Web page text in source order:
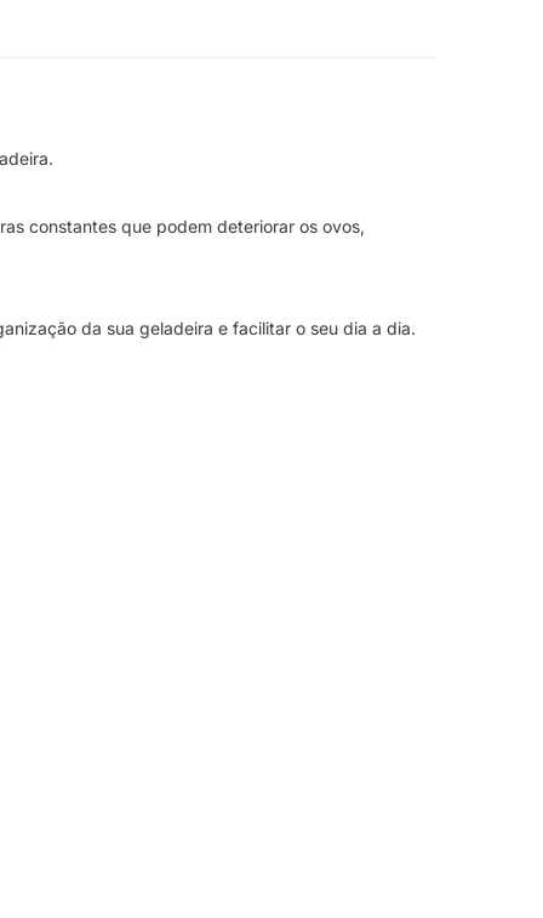
constantes que podem deteriorar os ovos,
da sua geladeira e facilitar o seu dia a dia.